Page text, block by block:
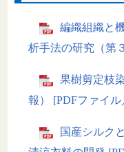
編織組織と
析手法の研究（第
果樹剪定枝
報） [PDFファイ
国産シルク